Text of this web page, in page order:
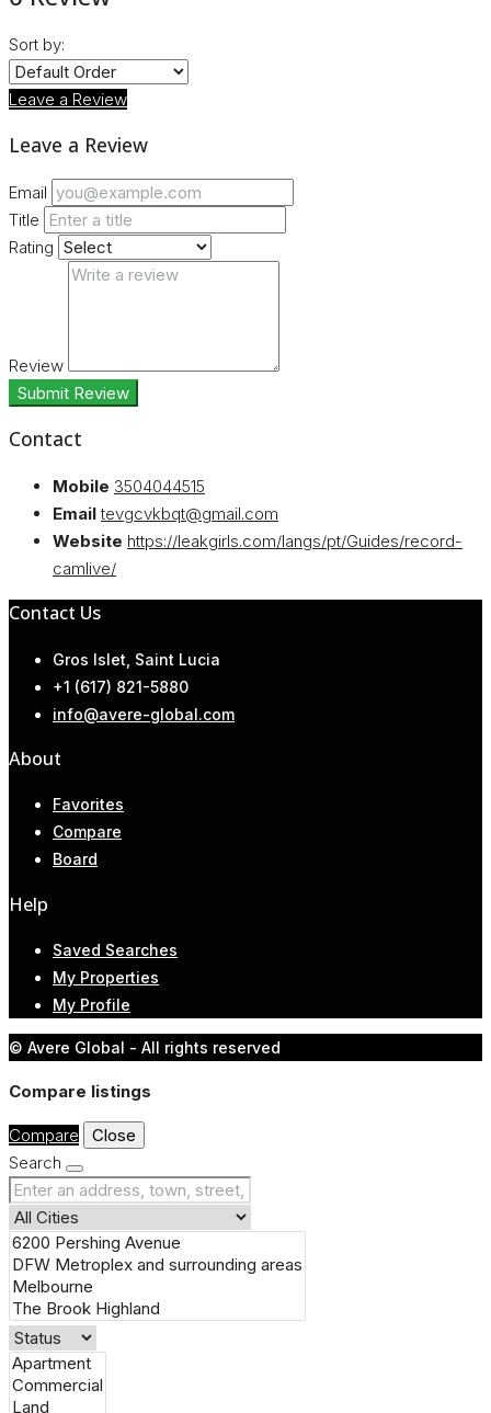
Sort by:
Leave a Review
Leave a Review
Email
Title
Rating
Review
Submit Review
Contact
Mobile 3504044515
Email tevgcvkbqt@gmail.com
Website https://leakgirls.com/langs/pt/Guides/record-
camlive/
Contact Us
Gros Islet, Saint Lucia
+1 (617) 821-5880
info@avere-global.com
About
Favorites
Compare
Board
Help
Saved Searches
My Properties
My Profile
© Avere Global - All rights reserved
Compare listings
Compare
Close
Search